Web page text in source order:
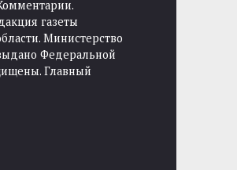
газеты
Министерство
Федеральной
Главный